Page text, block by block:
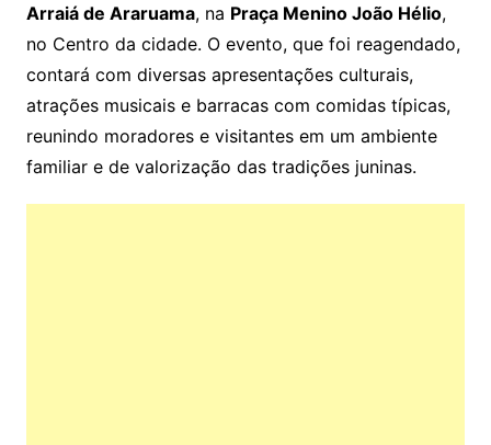
Arraiá de Araruama, na Praça Menino João Hélio,
no Centro da cidade. O evento, que foi reagendado,
contará com diversas apresentações culturais,
atrações musicais e barracas com comidas típicas,
reunindo moradores e visitantes em um ambiente
familiar e de valorização das tradições juninas.